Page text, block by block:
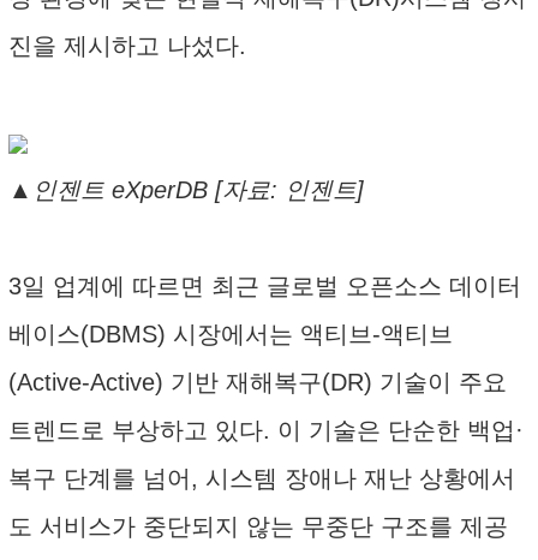
진을 제시하고 나섰다.
▲인젠트 eXperDB [자료: 인젠트]
3일 업계에 따르면 최근 글로벌 오픈소스 데이터
베이스(DBMS) 시장에서는 액티브-액티브
(Active-Active) 기반 재해복구(DR) 기술이 주요
트렌드로 부상하고 있다. 이 기술은 단순한 백업·
복구 단계를 넘어, 시스템 장애나 재난 상황에서
도 서비스가 중단되지 않는 무중단 구조를 제공